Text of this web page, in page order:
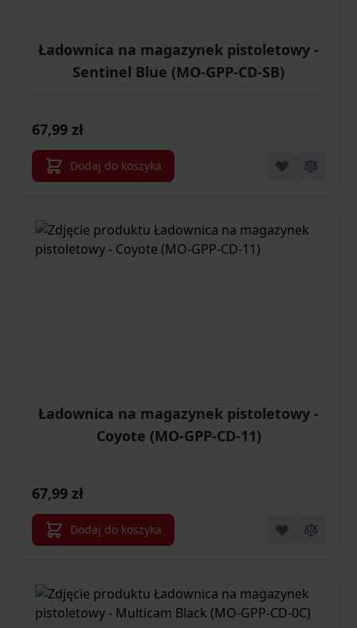
Ładownica na magazynek pistoletowy -
Sentinel Blue (MO-GPP-CD-SB)
67,99 zł
Dodaj do koszyka
Ładownica na magazynek pistoletowy -
Coyote (MO-GPP-CD-11)
67,99 zł
Dodaj do koszyka